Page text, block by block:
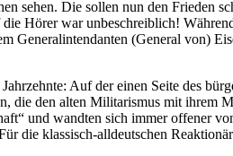
Die sollen nun den Frieden
Hörer war unbeschreiblich!
Generalintendanten (General von)
Auf der einen Seite des
die den alten Militarismus mit
und wandten sich immer offener
die klassisch-alldeutschen